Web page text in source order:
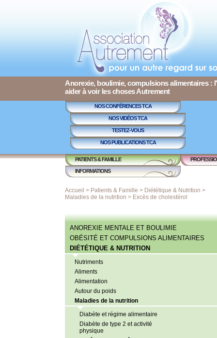
Anorexie, boulimie, compulsions alimentaires :
aider à voir les choses Autrement
NOS CONFÉRENCES TCA
NOS VIDÉOS TCA
TESTEZ-VOUS
NOS PUBLICATIONS TCA
PATIENTS & FAMILLE
INFORMATIONS
Accueil > Patients & Famille > Diététique & Nutrition >
Maladies de la nutrition > Excès de cholestérol
ANOREXIE MENTALE ET BOULIMIE
OBÉSITÉ ET COMPULSIONS ALIMENTAIRES
DIÉTÉTIQUE & NUTRITION
Nutriments
Aliments
Alimentation
Autour du poids
Maladies de la nutrition
Diabète et régime alimentaire
Diabète de type 2 et activité
physique